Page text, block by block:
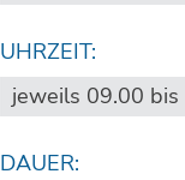
UHRZEIT:
jeweils 09.00
DAUER: